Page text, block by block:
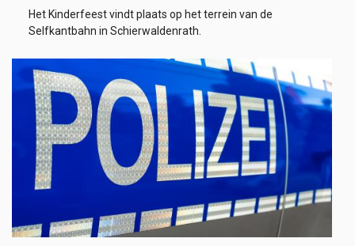
Het Kinderfeest vindt plaats op het terrein van de
Selfkantbahn in Schierwaldenrath.